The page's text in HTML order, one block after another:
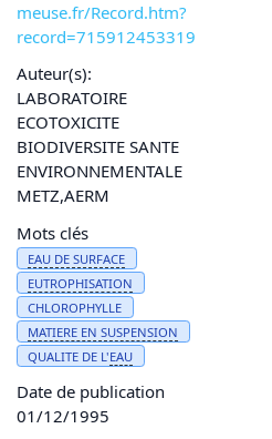
meuse.fr/Record.htm?
record=715912453319
Auteur(s):
LABORATOIRE
ECOTOXICITE
BIODIVERSITE SANTE
ENVIRONNEMENTALE
METZ,AERM
Mots clés
EAU DE SURFACE
EUTROPHISATION
CHLOROPHYLLE
MATIERE EN SUSPENSION
QUALITE DE L'EAU
Date de publication
01/12/1995